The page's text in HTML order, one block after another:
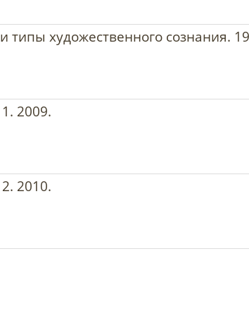
типы художественного сознания.
2009.
2010.